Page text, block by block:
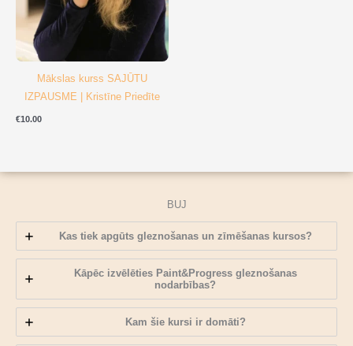
Mākslas kurss SAJŪTU
IZPAUSME | Kristīne Priedīte
€10.00
BUJ
Kas tiek apgūts gleznošanas un zīmēšanas kursos?
Kāpēc izvēlēties Paint&Progress gleznošanas
nodarbības?
Kam šie kursi ir domāti?